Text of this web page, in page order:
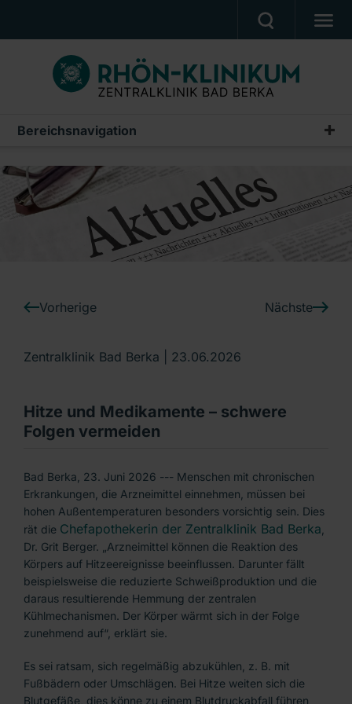
UNSERE KLINIK
PATIENTEN & ANGEHÖRIGE
PRESSE, VERANSTALTUNGEN, FILME
Ein Unternehmen der RHÖN-KLINIKUM AG
Bereichsnavigation
Pressemeldungen
Archiv
Vorherige Nächste
Zentralklinik Bad Berka | 23.06.2026
Hitze und Medikamente – schwere
Folgen vermeiden
Bad Berka, 23. Juni 2026 --- Menschen mit chronischen
Erkrankungen, die Arzneimittel einnehmen, müssen bei
hohen Außentemperaturen besonders vorsichtig sein. Dies
rät die Chefapothekerin der Zentralklinik Bad Berka
Dr. Grit Berger. „Arzneimittel können die Reaktion des
Körpers auf Hitzeereignisse beeinflussen. Darunter fällt
beispielsweise die reduzierte Schweißproduktion und die
daraus resultierende Hemmung der zentralen
Kühlmechanismen. Der Körper wärmt sich in der Folge
zunehmend auf“, erklärt sie.
Es sei ratsam, sich regelmäßig abzukühlen, z. B. mit
Fußbädern oder Umschlägen. Bei Hitze weiten sich die
Blutgefäße, dies könne zu einem Blutdruckabfall führen